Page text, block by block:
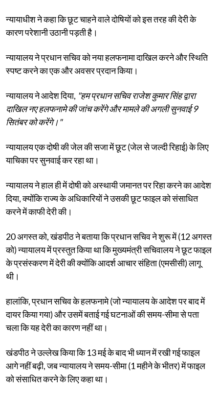
न्यायाधीश ने कहा कि छूट चाहने वाले दोषियों को इस तरह की देरी के
कारण परेशानी उठानी पड़ती है।
न्यायालय ने प्रधान सचिव को नया हलफनामा दाखिल करने और स्थिति
स्पष्ट करने का एक और अवसर प्रदान किया।
न्यायालय ने आदेश दिया, "हम प्रधान सचिव राजेश कुमार सिंह द्वारा
दाखिल नए हलफनामे की जांच करेंगे और मामले की अगली सुनवाई 9
सितंबर को करेंगे।"
न्यायालय एक दोषी की जेल की सजा में छूट (जेल से जल्दी रिहाई) के लिए
याचिका पर सुनवाई कर रहा था।
न्यायालय ने हाल ही में दोषी को अस्थायी जमानत पर रिहा करने का आदेश
दिया, क्योंकि राज्य के अधिकारियों ने उसकी छूट फाइल को संसाधित
करने में काफी देरी की।
20 अगस्त को, खंडपीठ ने बताया कि प्रधान सचिव ने शुरू में (12 अगस्त
को) न्यायालय में प्रस्तुत किया था कि मुख्यमंत्री सचिवालय ने छूट फाइल
के प्रसंस्करण में देरी की क्योंकि आदर्श आचार संहिता (एमसीसी) लागू
थी।
हालांकि, प्रधान सचिव के हलफनामे (जो न्यायालय के आदेश पर बाद में
दायर किया गया) और उसमें बताई गई घटनाओं की समय-सीमा से पता
चला कि यह देरी का कारण नहीं था।
खंडपीठ ने उल्लेख किया कि 13 मई के बाद भी ध्यान में रखी गई फाइल
आगे नहीं बढ़ी, जब न्यायालय ने समय-सीमा (1 महीने के भीतर) में फाइल
को संसाधित करने के लिए कहा था।